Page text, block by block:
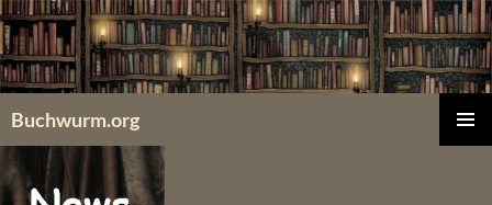
Zum
Inhalt
springen
Buchwurm.org